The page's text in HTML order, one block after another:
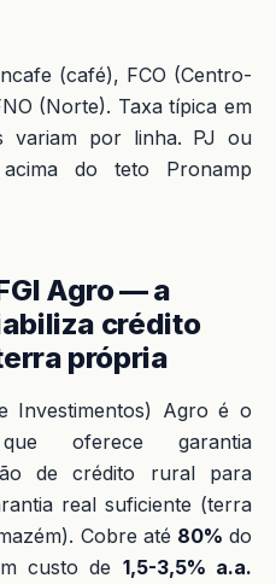
(café), FCO (Centro-
(Norte). Taxa típica em
variam por linha. PJ ou
do teto Pronamp
Agro — a
crédito
própria
Investimentos) Agro é o
oferece garantia
de crédito rural para
real suficiente (terra
Cobre até 80% do
custo de 1,5-3,5% a.a.